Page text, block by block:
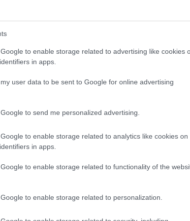
to enable storage related to advertising like cookies
in apps.
user data to be sent to Google for online advertising
to send me personalized advertising.
to enable storage related to analytics like cookies on
in apps.
to enable storage related to functionality of the
to enable storage related to personalization.
lévő autónak. Ebben az esetben nem tudnának
ezen a kereszteződésen” – magyarázza az